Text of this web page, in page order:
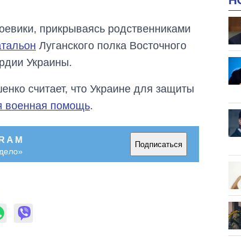
прикрываясь родственниками
Луганского полка Восточного
Украины.
считает, что Украине для защиты
военная помощь.
Подписаться